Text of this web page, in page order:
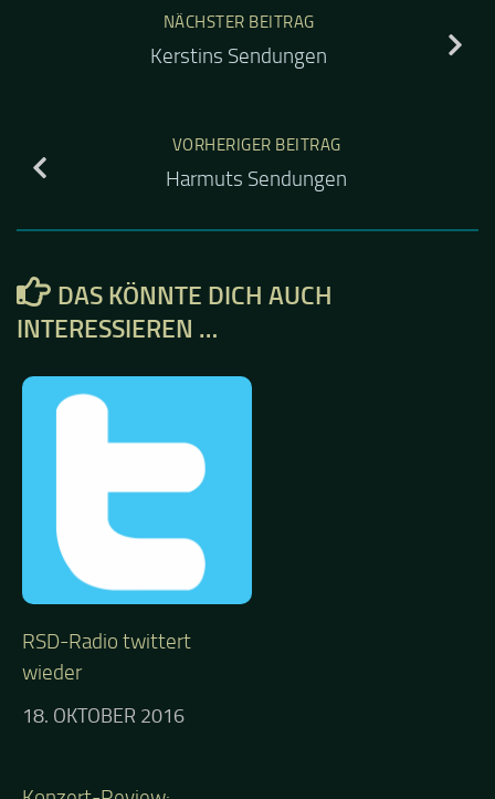
NÄCHSTER BEITRAG
Kerstins Sendungen
VORHERIGER BEITRAG
Harmuts Sendungen
DAS KÖNNTE DICH AUCH
INTERESSIEREN …
RSD-Radio twittert
wieder
18. OKTOBER 2016